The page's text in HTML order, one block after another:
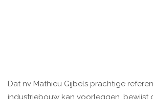
Dat nv Mathieu Gijbels prachtige
industriebouw kan voorleggen, bewijst